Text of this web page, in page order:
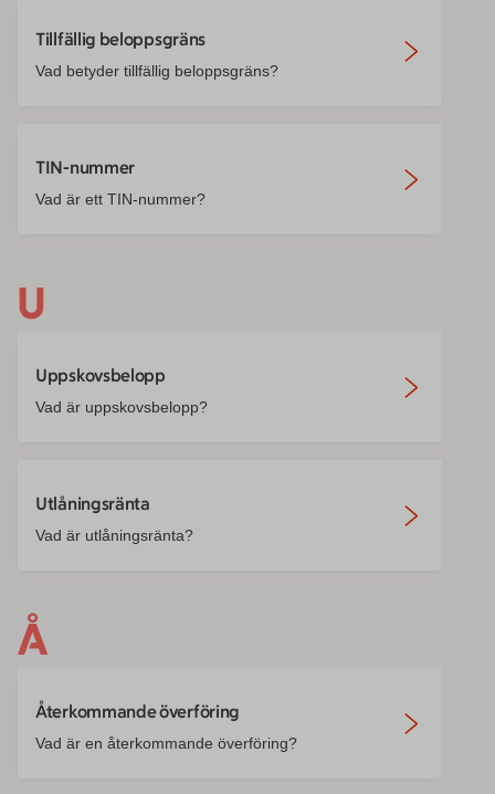
Tillfällig beloppsgräns
Vad betyder tillfällig beloppsgräns?
TIN-nummer
Vad är ett TIN-nummer?
U
Uppskovsbelopp
Vad är uppskovsbelopp?
Utlåningsränta
Vad är utlåningsränta?
Å
Återkommande överföring
Vad är en återkommande överföring?